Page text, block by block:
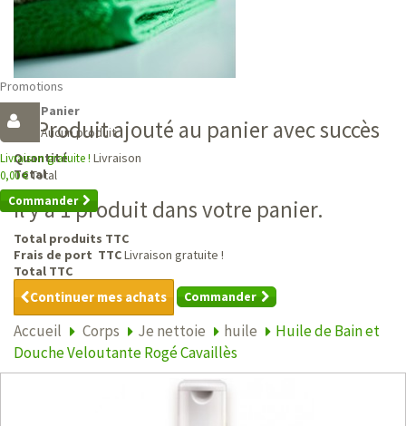
Promotions
Panier
Aucun produit
Livraison gratuite ! Livraison
0,00 €Total
Commander
Produit ajouté au panier avec succès
Quantité
Total
Il y a 1 produit dans votre panier.
Total produits TTC
Frais de port TTCLivraison gratuite !
Total TTC
Continuer mes achats Commander
Accueil Corps Je nettoie huile
Huile de Bain et
Douche Veloutante Rogé Cavaillès